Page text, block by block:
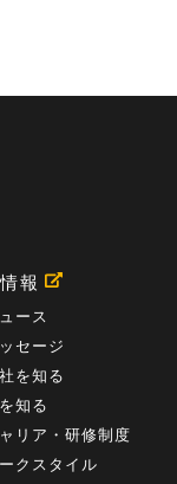
報
ース
セージ
を知る
知る
リア・研修制度
クスタイル